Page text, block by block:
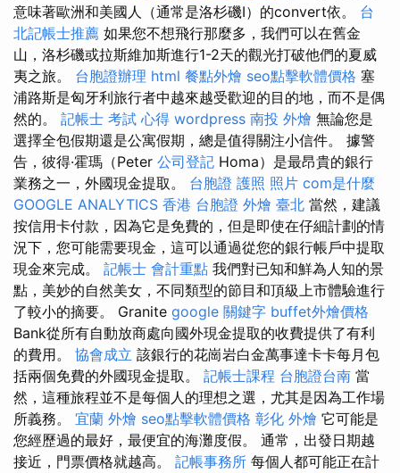
意味著歐洲和美國人（通常是洛杉磯I）的convert依。 台
北記帳士推薦 如果您不想飛行那麼多，我們可以在舊金
山，洛杉磯或拉斯維加斯進行1-2天的觀光打破他們的夏威
夷之旅。 台胞證辦理 html 餐點外燴 seo點擊軟體價格 塞
浦路斯是匈牙利旅行者中越來越受歡迎的目的地，而不是偶
然的。 記帳士 考試 心得 wordpress 南投 外燴 無論您是
選擇全包假期還是公寓假期，總是值得關注小信件。 據警
告，彼得·霍瑪（Peter 公司登記 Homa）是最昂貴的銀行
業務之一，外國現金提取。 台胞證 護照 照片 com是什麼
GOOGLE ANALYTICS 香港 台胞證 外燴 臺北 當然，建議
按信用卡付款，因為它是免費的，但是即使在仔細計劃的情
況下，您可能需要現金，這可以通過從您的銀行帳戶中提取
現金來完成。 記帳士 會計重點 我們對已知和鮮為人知的景
點，美妙的自然美女，不同類型的節目和頂級上市體驗進行
了較小的摘要。 Granite google 關鍵字 buffet外燴價格
Bank從所有自動放商處向國外現金提取的收費提供了有利
的費用。 協會成立 該銀行的花崗岩白金萬事達卡卡每月包
括兩個免費的外國現金提取。 記帳士課程 台胞證台南 當
然，這種旅程並不是每個人的理想之選，尤其是因為工作場
所義務。 宜蘭 外燴 seo點擊軟體價格 彰化 外燴 它可能是
您經歷過的最好，最便宜的海灘度假。 通常，出發日期越
接近，門票價格就越高。 記帳事務所 每個人都可能正在計